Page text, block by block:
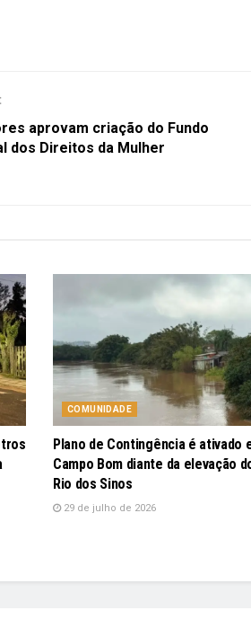
aprovam criação do Fundo
dos Direitos da Mulher
COMUNIDADE
Plano de Contingência é ativado
Campo Bom diante da elevação
Rio dos Sinos
29 de julho de 2026